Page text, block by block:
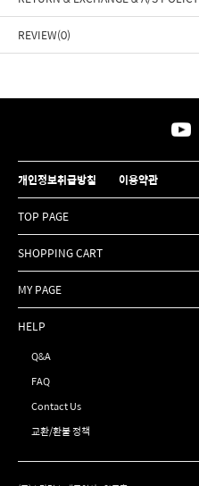
REVIEW(0)
개인정보취급방침 이용약관
TOP PAGE
SHOPPING CART
MY PAGE
HELP
Q&A
FAQ
Contact Us
교환/환불 정책